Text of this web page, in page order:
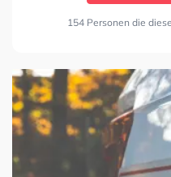
154 Personen die